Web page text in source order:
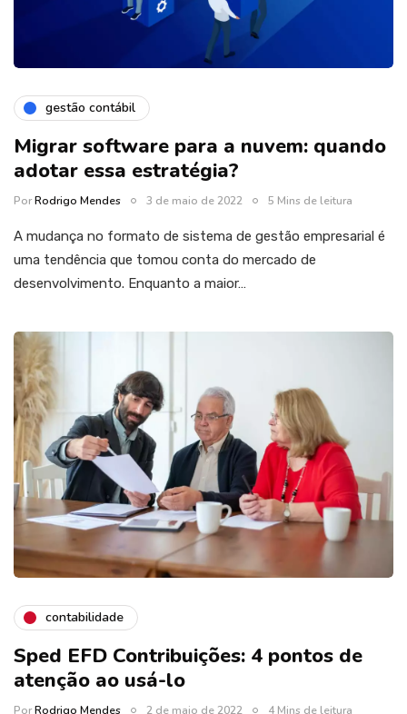
gestão contábil
Migrar software para a nuvem: quando
adotar essa estratégia?
PorRodrigo Mendes 3 de maio de 2022 5 Mins de leitura
A mudança no formato de sistema de gestão empresarial é
uma tendência que tomou conta do mercado de
desenvolvimento. Enquanto a maior…
contabilidade
Sped EFD Contribuições: 4 pontos de
atenção ao usá-lo
PorRodrigo Mendes 2 de maio de 2022 4 Mins de leitura